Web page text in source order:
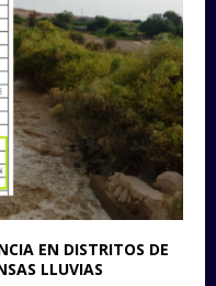
EN DISTRITOS DE
LLUVIAS